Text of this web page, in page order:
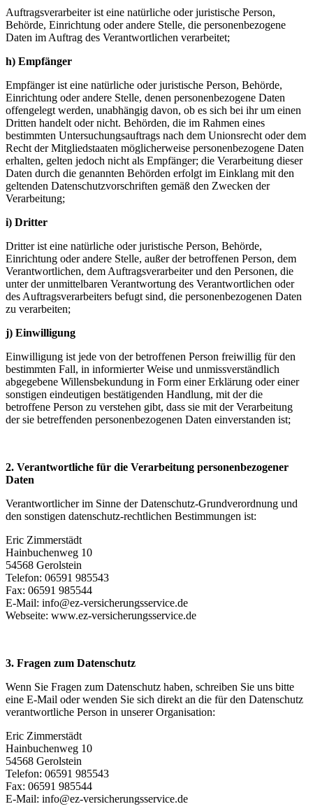
Auftragsverarbeiter ist eine natürliche oder juristische Person,
Behörde, Einrichtung oder andere Stelle, die personenbezogene
Daten im Auftrag des Verantwortlichen verarbeitet;
h) Empfänger
Empfänger ist eine natürliche oder juristische Person, Behörde,
Einrichtung oder andere Stelle, denen personenbezogene Daten
offengelegt werden, unabhängig davon, ob es sich bei ihr um einen
Dritten handelt oder nicht. Behörden, die im Rahmen eines
bestimmten Untersuchungsauftrags nach dem Unionsrecht oder dem
Recht der Mitgliedstaaten möglicherweise personenbezogene Daten
erhalten, gelten jedoch nicht als Empfänger; die Verarbeitung dieser
Daten durch die genannten Behörden erfolgt im Einklang mit den
geltenden Datenschutzvorschriften gemäß den Zwecken der
Verarbeitung;
i) Dritter
Dritter ist eine natürliche oder juristische Person, Behörde,
Einrichtung oder andere Stelle, außer der betroffenen Person, dem
Verantwortlichen, dem Auftragsverarbeiter und den Personen, die
unter der unmittelbaren Verantwortung des Verantwortlichen oder
des Auftragsverarbeiters befugt sind, die personenbezogenen Daten
zu verarbeiten;
j) Einwilligung
Einwilligung ist jede von der betroffenen Person freiwillig für den
bestimmten Fall, in informierter Weise und unmissverständlich
abgegebene Willensbekundung in Form einer Erklärung oder einer
sonstigen eindeutigen bestätigenden Handlung, mit der die
betroffene Person zu verstehen gibt, dass sie mit der Verarbeitung
der sie betreffenden personenbezogenen Daten einverstanden ist;
2. Verantwortliche für die Verarbeitung personenbezogener
Daten
Verantwortlicher im Sinne der Datenschutz-Grundverordnung und
den sonstigen datenschutz-rechtlichen Bestimmungen ist:
Eric Zimmerstädt
Hainbuchenweg 10
54568 Gerolstein
Telefon: 06591 985543
Fax: 06591 985544
E-Mail: info@ez-versicherungsservice.de
Webseite: www.ez-versicherungsservice.de
3. Fragen zum Datenschutz
Wenn Sie Fragen zum Datenschutz haben, schreiben Sie uns bitte
eine E-Mail oder wenden Sie sich direkt an die für den Datenschutz
verantwortliche Person in unserer Organisation:
Eric Zimmerstädt
Hainbuchenweg 10
54568 Gerolstein
Telefon: 06591 985543
Fax: 06591 985544
E-Mail: info@ez-versicherungsservice.de